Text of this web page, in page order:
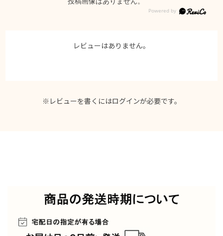
レビューはありません。
※レビューを書くにはログインが必要です。